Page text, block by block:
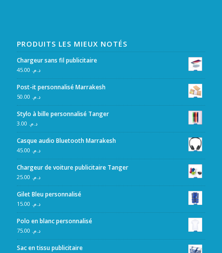
PRODUITS LES MIEUX NOTÉS
Chargeur sans fil publicitaire
د.م.
Post-it personnalisé Marrakesh
د.م.
Stylo à bille personnalisé Tanger
د.م.
Casque audio Bluetooth Marrakesh
د.م.
Chargeur de voiture publicitaire Tanger
د.م.
Gilet Bleu personnalisé
د.م.
Polo en blanc personnalisé
د.م.
Sac en tissu publicitaire